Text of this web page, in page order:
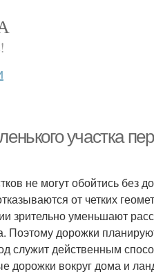
участка
не могут обойтись без
от четких
зрительно уменьшают
Поэтому дорожки
служит действенным
вокруг дома и